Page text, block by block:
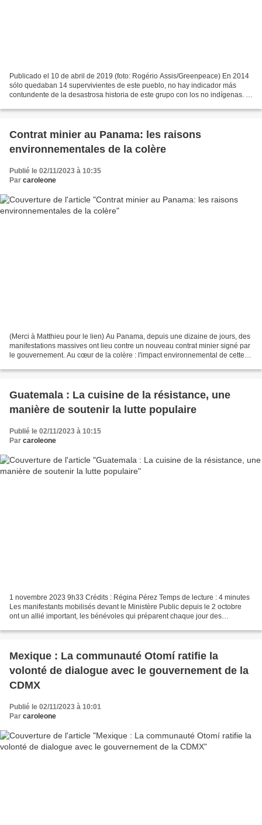
Publicado el 10 de abril de 2019 (foto: Rogério Assis/Greenpeace) En 2014
sólo quedaban 14 supervivientes de este pueblo, no hay indicador más
contundente de la desastrosa historia de este grupo con los no indígenas. El
Contrat minier au Panama: les raisons
environnementales de la colère
Publié le 02/11/2023 à 10:35
Par caroleone
(Merci à Matthieu pour le lien) Au Panama, depuis une dizaine de jours, des
manifestations massives ont lieu contre un nouveau contrat minier signé par
le gouvernement. Au cœur de la colère : l'impact environnemental de cette
Guatemala : La cuisine de la résistance, une
manière de soutenir la lutte populaire
Publié le 02/11/2023 à 10:15
Par caroleone
1 novembre 2023 9h33 Crédits : Régina Pérez Temps de lecture : 4 minutes
Les manifestants mobilisés devant le Ministère Public depuis le 2 octobre
ont un allié important, les bénévoles qui préparent chaque jour des
Mexique : La communauté Otomí ratifie la
volonté de dialogue avec le gouvernement de la
CDMX
Publié le 02/11/2023 à 10:01
Par caroleone